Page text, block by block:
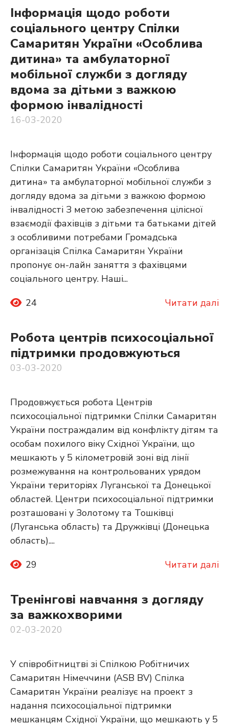
Інформація щодо роботи
соціального центру Спілки
Самаритян України «Особлива
дитина» та амбулаторної
мобільної служби з догляду
вдома за дітьми з важкою
формою інвалідності
16-03-2020
Інформація щодо роботи соціального центру
Спілки Самаритян України «Особлива
дитина» та амбулаторної мобільної служби з
догляду вдома за дітьми з важкою формою
інвалідності З метою забезпечення цілісної
взаємодії фахівців з дітьми та батьками дітей
з особливими потребами Громадська
організація Спілка Самаритян України
пропонує он-лайн заняття з фахівцями
соціального центру. Наші...
24
Читати далі
Робота центрів психосоціальної
підтримки продовжуються
03-03-2020
Продовжується робота Центрів
психосоціальної підтримки Спілки Самаритян
України постраждалим від конфлікту дітям та
особам похилого віку Східної України, що
мешкають у 5 кілометровій зоні від лінії
розмежування на контрольованих урядом
України територіях Луганської та Донецької
областей. Центри психосоціальної підтримки
розташовані у Золотому та Тошківці
(Луганська область) та Дружківці (Донецька
область)....
29
Читати далі
Тренінгові навчання з догляду
за важкохворими
02-03-2020
У співробітництві зі Спілкою Робітничих
Самаритян Німеччини (ASB BV) Спілка
Самаритян України реалізує на проект з
надання психосоціальної підтримки
мешканцям Східної України, що мешкають у 5